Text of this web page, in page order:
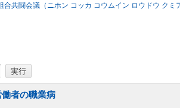
合共闘会議（ニホン コッカ コウムイン ロウドウ クミ
者の職業病